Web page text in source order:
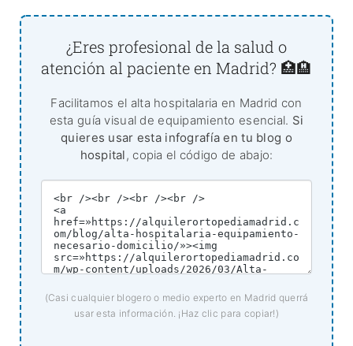
¿Eres profesional de la salud o
atención al paciente en Madrid? 🏥🏨
Facilitamos el alta hospitalaria en Madrid con
esta guía visual de equipamiento esencial. Si
quieres usar esta infografía en tu blog o
hospital, copia el código de abajo:
(Casi cualquier blogero o medio experto en Madrid querrá
usar esta información. ¡Haz clic para copiar!)